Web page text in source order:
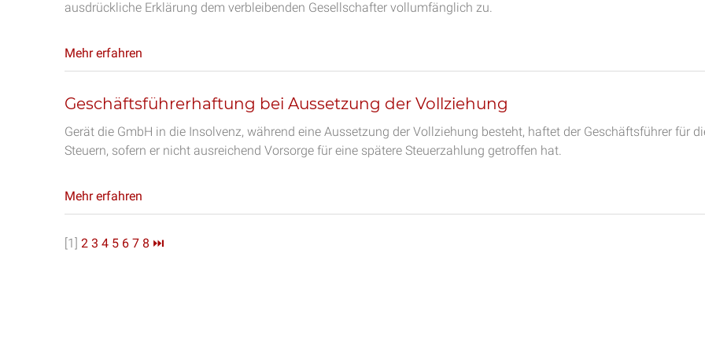
ausdrückliche Erklärung dem verbleibenden Gesellschafter vollumfänglich zu.
Mehr erfahren
Geschäftsführerhaftung bei Aussetzung der Vollziehung
Gerät die GmbH in die Insolvenz, während eine Aussetzung der Vollziehung besteht, haftet der Geschäftsführer für
Steuern, sofern er nicht ausreichend Vorsorge für eine spätere Steuerzahlung getroffen hat.
Mehr erfahren
[1] 2 3 4 5 6 7 8 ⏭